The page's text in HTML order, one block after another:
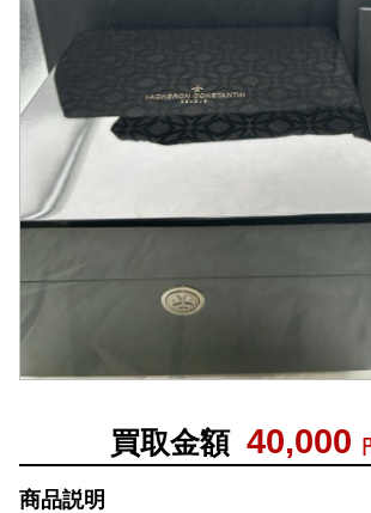
買取金額 40,000
商品説明